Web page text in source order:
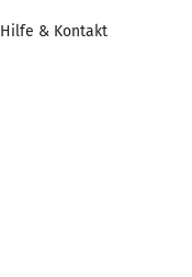
Hilfe & Kontakt